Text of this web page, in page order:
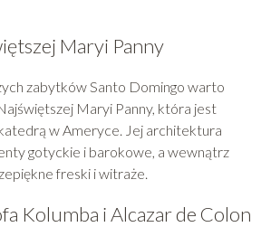
Maryi Panny
zabytków Santo Domingo warto
Maryi Panny, która jest
w Ameryce. Jej architektura
gotyckie i barokowe, a wewnątrz
freski i witraże.
Kolumba i Alcazar de Colon